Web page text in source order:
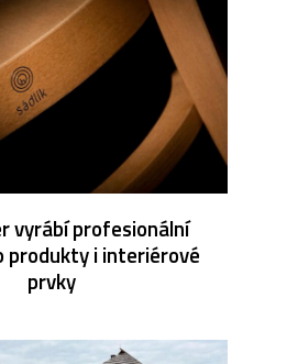
vyrábí profesionální
produkty i interiérové
prvky